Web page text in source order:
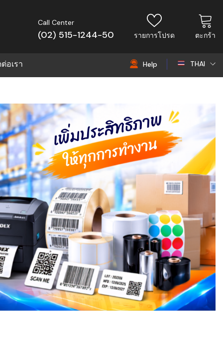
Call Center
(02) 515-1244-50 รายการโปรด ตะกร้า
อเรา Help THAI
EN